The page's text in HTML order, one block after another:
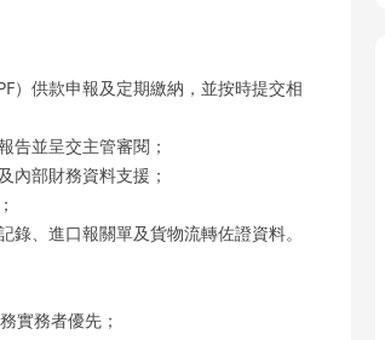
）供款申報及定期繳納，並按時提交相
告並呈交主管審閱；
內部財務資料支援；
、進口報關單及貨物流轉佐證資料。
實務者優先；